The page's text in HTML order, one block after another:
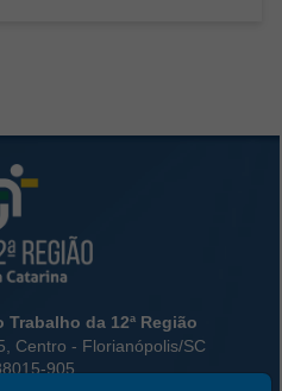
da 12ª Região
Centro - Florianópolis/SC
905